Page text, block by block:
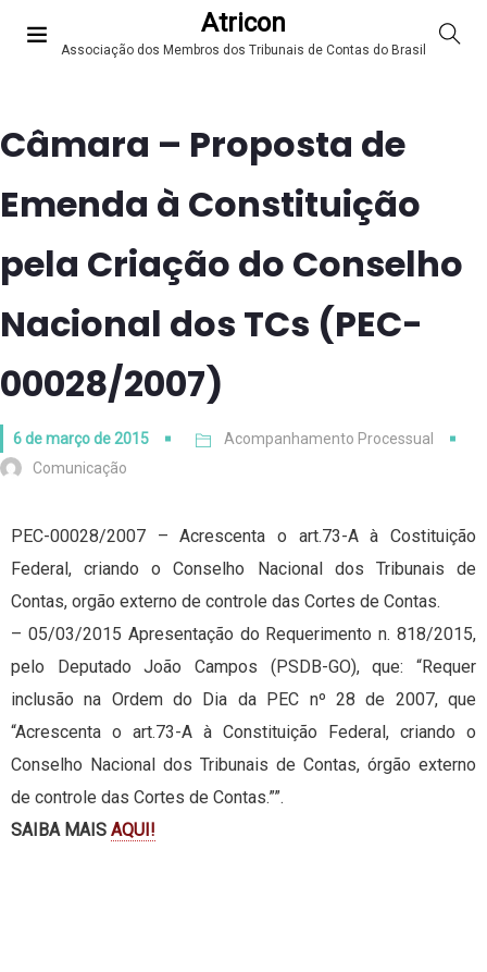
Atricon
Associação dos Membros dos Tribunais de Contas do Brasil
Câmara – Proposta de
Emenda à Constituição
pela Criação do Conselho
Nacional dos TCs (PEC-
00028/2007)
6 de março de 2015
Acompanhamento Processual
Comunicação
PEC-00028/2007 – Acrescenta o art.73-A à Costituição
Federal, criando o Conselho Nacional dos Tribunais de
Contas, orgão externo de controle das Cortes de Contas.
– 05/03/2015 Apresentação do Requerimento n. 818/2015,
pelo Deputado João Campos (PSDB-GO), que: “Requer
inclusão na Ordem do Dia da PEC nº 28 de 2007, que
“Acrescenta o art.73-A à Constituição Federal, criando o
Conselho Nacional dos Tribunais de Contas, órgão externo
de controle das Cortes de Contas.””.
SAIBA MAIS AQUI!